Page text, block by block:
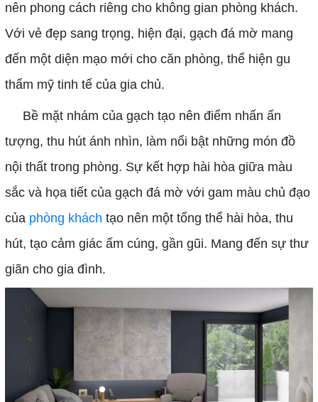
nên phong cách riêng cho không gian phòng khách.
Với vẻ đẹp sang trọng, hiện đại, gạch đá mờ mang
đến một diện mạo mới cho căn phòng, thể hiện gu
thẩm mỹ tinh tế của gia chủ.
Bề mặt nhám của gạch tạo nên điểm nhấn ấn
tượng, thu hút ánh nhìn, làm nổi bật những món đồ
nội thất trong phòng. Sự kết hợp hài hòa giữa màu
sắc và họa tiết của gạch đá mờ với gam màu chủ đạo
của phòng khách tạo nên một tổng thể hài hòa, thu
hút, tạo cảm giác ấm cúng, gần gũi. Mang đến sự thư
giãn cho gia đình.